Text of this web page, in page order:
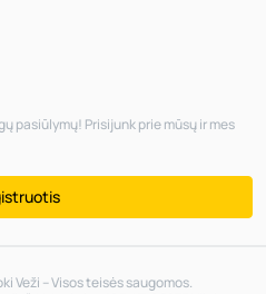
pasiūlymų! Prisijunk prie mūsų ir mes
Veži – Visos teisės saugomos.